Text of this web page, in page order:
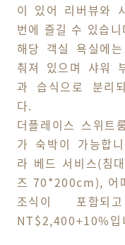
이 있어 리버뷰와
번에 즐길 수 있습니
해당 객실 욕실에
춰져 있으며 샤워
과 습식으로 분리
다.
더플레이스 스위트
가 숙박이 가능합
라 베드 서비스(침
즈 70*200cm), 어
조식이 포함되
NT$2,400+10%입